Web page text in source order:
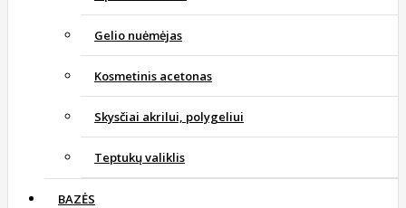
Gelio nuėmėjas
Kosmetinis acetonas
Skysčiai akrilui, polygeliui
Teptukų valiklis
BAZĖS